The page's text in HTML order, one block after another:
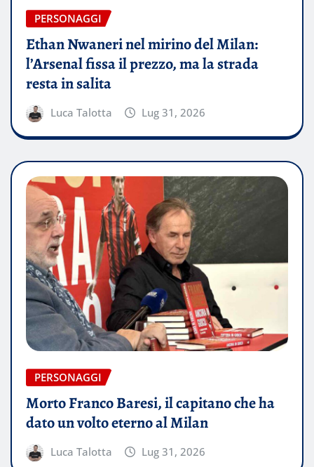
PERSONAGGI
Ethan Nwaneri nel mirino del Milan:
l’Arsenal fissa il prezzo, ma la strada
resta in salita
Luca Talotta Lug 31, 2026
PERSONAGGI
Morto Franco Baresi, il capitano che ha
dato un volto eterno al Milan
Luca Talotta Lug 31, 2026